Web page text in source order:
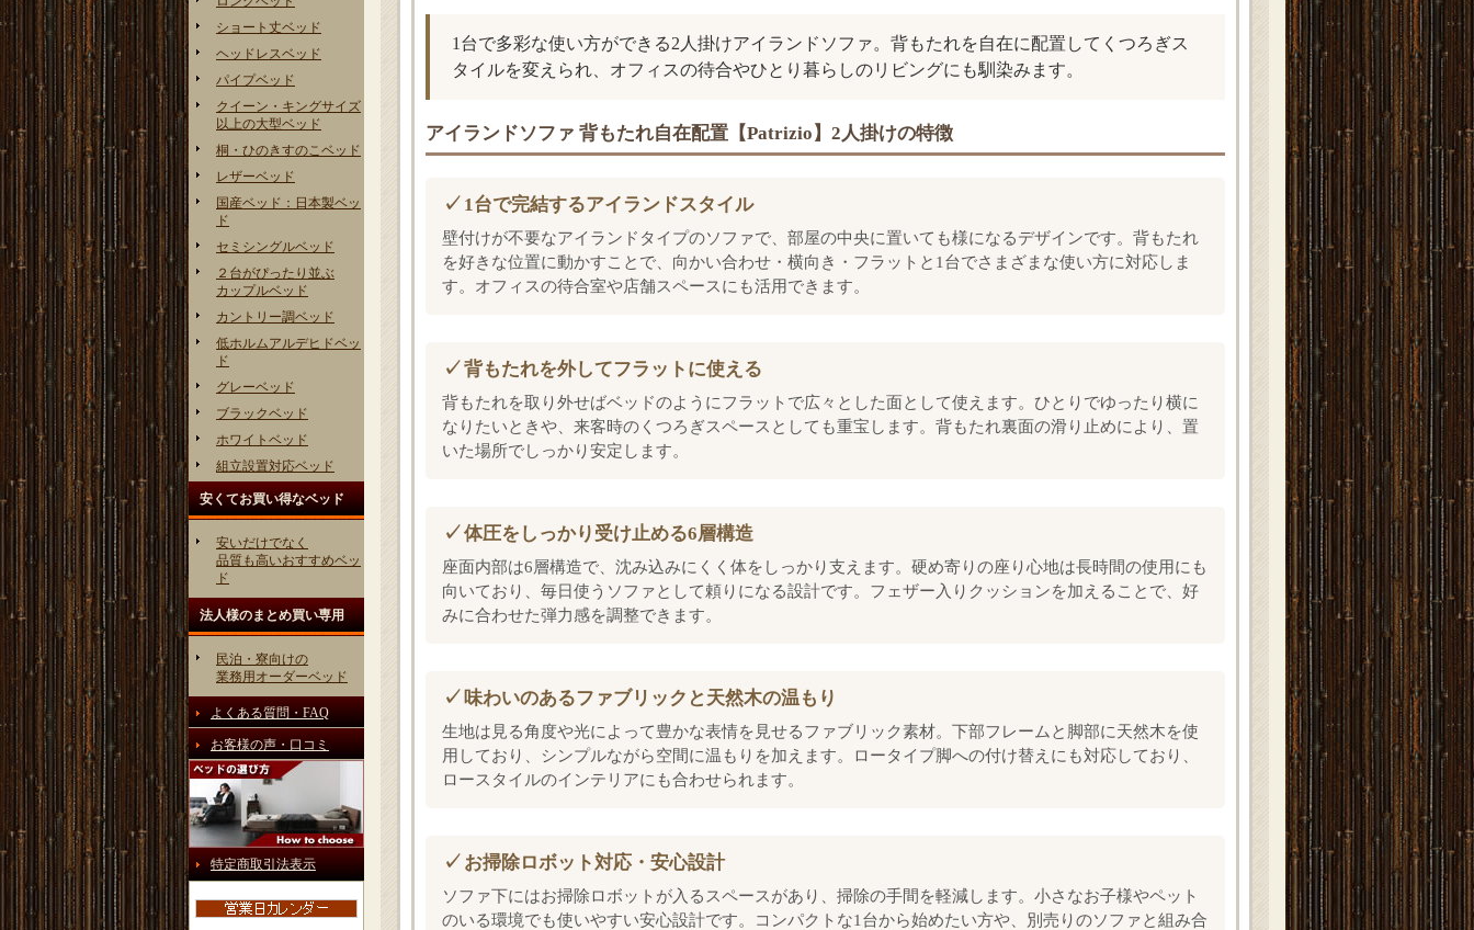
ショート丈ベッド
ヘッドレスベッド
パイプベッド
クイーン・キングサイズ
以上の大型ベッド
桐・ひのきすのこベッド
レザーベッド
国産ベッド：日本製ベッ
ド
セミシングルベッド
２台がぴったり並ぶ
カップルベッド
カントリー調ベッド
低ホルムアルデヒドベッ
ド
グレーベッド
ブラックベッド
ホワイトベッド
組立設置対応ベッド
安くてお買い得なベッド
安いだけでなく
品質も高いおすすめベッ
ド
法人様のまとめ買い専用
民泊・寮向けの
業務用オーダーベッド
よくある質問・FAQ
お客様の声・口コミ
特定商取引法表示
1台で多彩な使い方ができる2人掛けアイランドソファ。背もたれを自在に配置してくつろぎス
タイルを変えられ、オフィスの待合やひとり暮らしのリビングにも馴染みます。
アイランドソファ 背もたれ自在配置【Patrizio】2人掛けの特徴
1台で完結するアイランドスタイル
壁付けが不要なアイランドタイプのソファで、部屋の中央に置いても様になるデザインです。背もたれ
を好きな位置に動かすことで、向かい合わせ・横向き・フラットと1台でさまざまな使い方に対応しま
す。オフィスの待合室や店舗スペースにも活用できます。
背もたれを外してフラットに使える
背もたれを取り外せばベッドのようにフラットで広々とした面として使えます。ひとりでゆったり横に
なりたいときや、来客時のくつろぎスペースとしても重宝します。背もたれ裏面の滑り止めにより、置
いた場所でしっかり安定します。
体圧をしっかり受け止める6層構造
座面内部は6層構造で、沈み込みにくく体をしっかり支えます。硬め寄りの座り心地は長時間の使用にも
向いており、毎日使うソファとして頼りになる設計です。フェザー入りクッションを加えることで、好
みに合わせた弾力感を調整できます。
味わいのあるファブリックと天然木の温もり
生地は見る角度や光によって豊かな表情を見せるファブリック素材。下部フレームと脚部に天然木を使
用しており、シンプルながら空間に温もりを加えます。ロータイプ脚への付け替えにも対応しており、
ロースタイルのインテリアにも合わせられます。
お掃除ロボット対応・安心設計
ソファ下にはお掃除ロボットが入るスペースがあり、掃除の手間を軽減します。小さなお子様やペット
のいる環境でも使いやすい安心設計です。コンパクトな1台から始めたい方や、別売りのソファと組み合